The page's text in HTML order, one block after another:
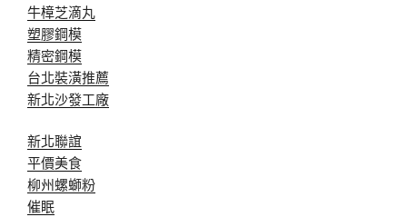
牛樟芝滴丸
塑膠鋼模
精密鋼模
台北裝潢推薦
新北沙發工廠
新北聯誼
平價美食
柳州螺螄粉
催眠